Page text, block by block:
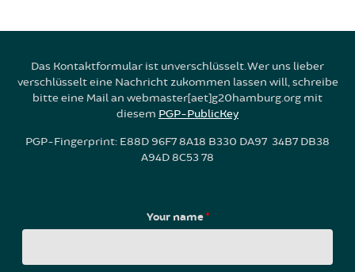
Das Kontaktformular ist unverschlüsselt. Wer uns lieber
verschlüsselt eine Nachricht zukommen lassen will, schreibe
bitte eine Mail an webmaster[aet]g20hamburg.org mit
diesem PGP-PublicKey
PGP-Fingerprint: E88D 96F7 8A18 B330 DA97 34B7 DB38
A94D 8C53 78
Your name*